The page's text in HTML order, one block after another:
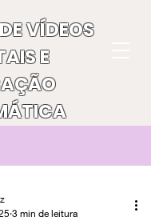
VÍDEOS
E
3 min de leitura